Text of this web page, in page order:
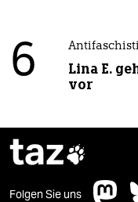
6
Lina E.
vor
taz
Folgen Sie uns